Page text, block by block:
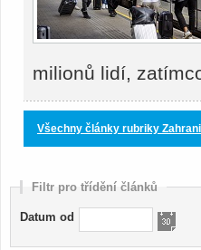
milionů lidí,
Všechny články rubriky
Filtr pro třídění článků
Datum od